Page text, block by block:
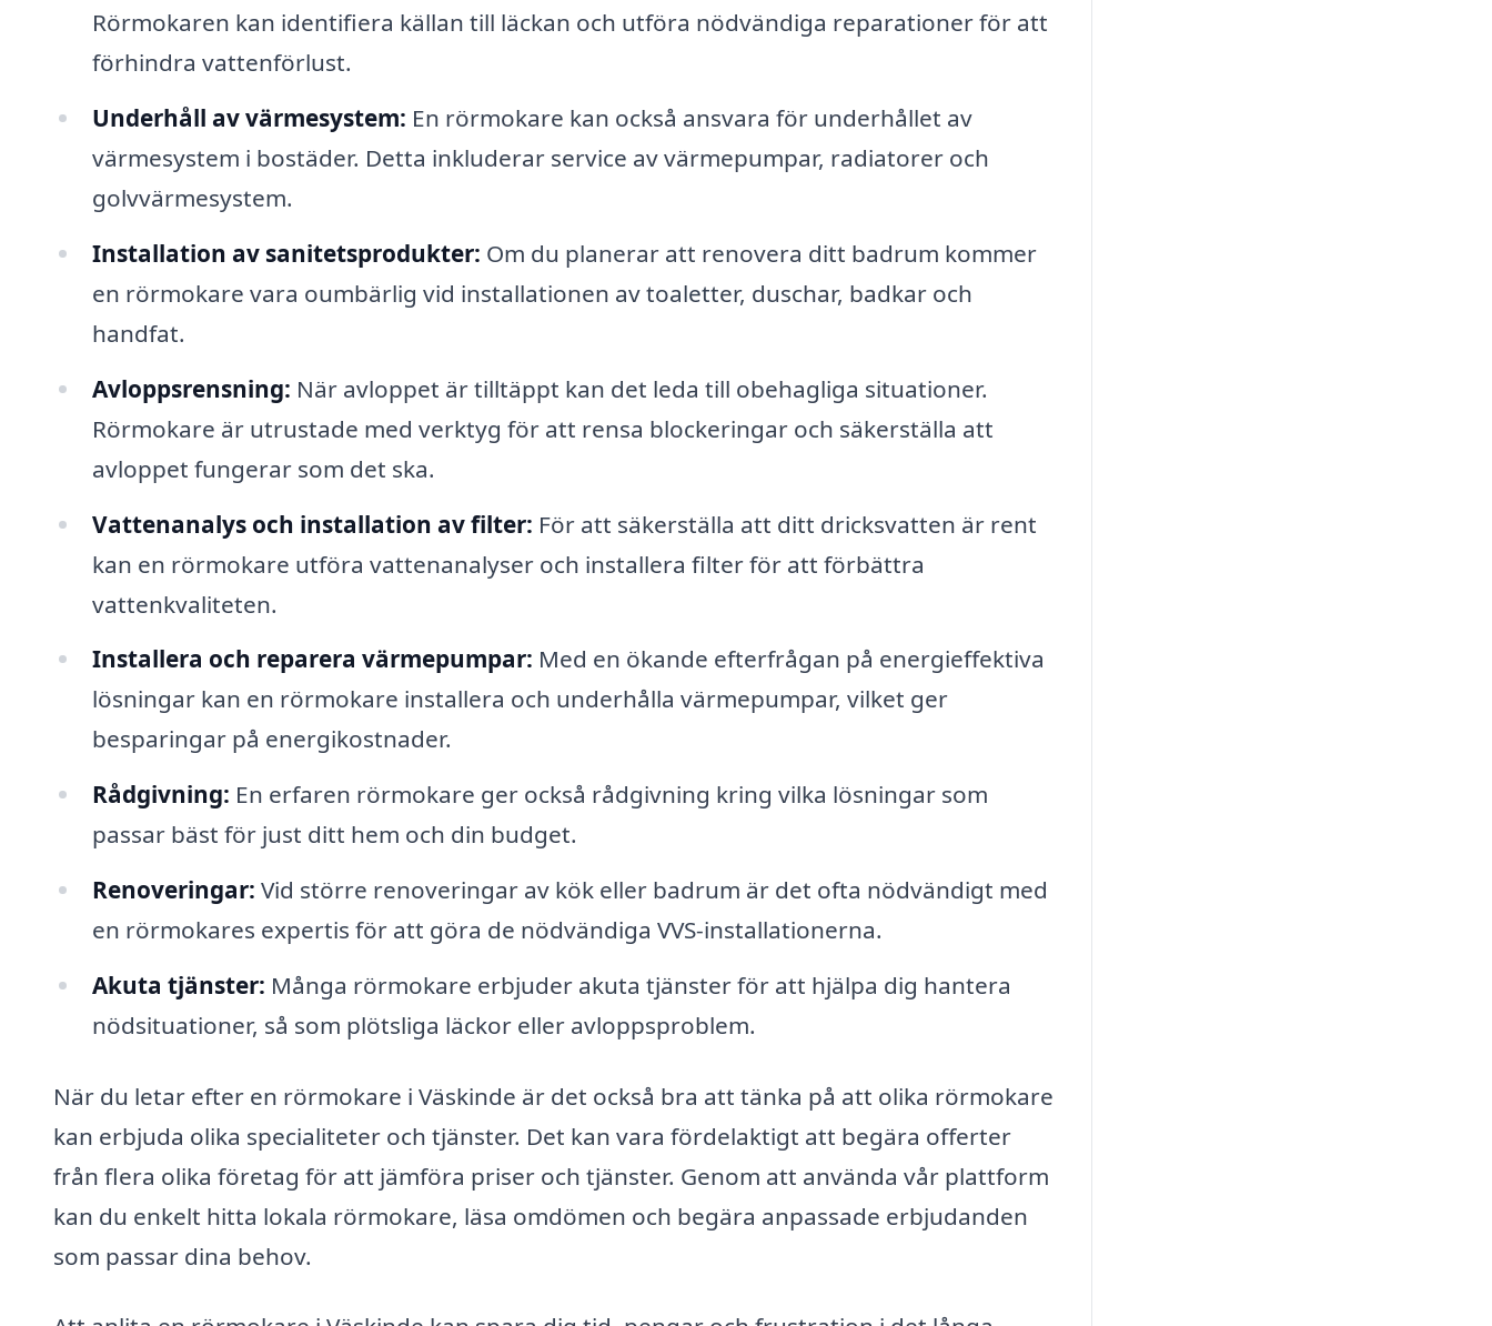
Rörmokaren kan identifiera källan till läckan och utföra nödvändiga reparationer för att
förhindra vattenförlust.
Underhåll av värmesystem: En rörmokare kan också ansvara för underhållet av
värmesystem i bostäder. Detta inkluderar service av värmepumpar, radiatorer och
golvvärmesystem.
Installation av sanitetsprodukter: Om du planerar att renovera ditt badrum kommer
en rörmokare vara oumbärlig vid installationen av toaletter, duschar, badkar och
handfat.
Avloppsrensning: När avloppet är tilltäppt kan det leda till obehagliga situationer.
Rörmokare är utrustade med verktyg för att rensa blockeringar och säkerställa att
avloppet fungerar som det ska.
Vattenanalys och installation av filter: För att säkerställa att ditt dricksvatten är rent
kan en rörmokare utföra vattenanalyser och installera filter för att förbättra
vattenkvaliteten.
Installera och reparera värmepumpar: Med en ökande efterfrågan på energieffektiva
lösningar kan en rörmokare installera och underhålla värmepumpar, vilket ger
besparingar på energikostnader.
Rådgivning: En erfaren rörmokare ger också rådgivning kring vilka lösningar som
passar bäst för just ditt hem och din budget.
Renoveringar: Vid större renoveringar av kök eller badrum är det ofta nödvändigt med
en rörmokares expertis för att göra de nödvändiga VVS-installationerna.
Akuta tjänster: Många rörmokare erbjuder akuta tjänster för att hjälpa dig hantera
nödsituationer, så som plötsliga läckor eller avloppsproblem.
När du letar efter en rörmokare i Väskinde är det också bra att tänka på att olika rörmokare
kan erbjuda olika specialiteter och tjänster. Det kan vara fördelaktigt att begära offerter
från flera olika företag för att jämföra priser och tjänster. Genom att använda vår plattform
kan du enkelt hitta lokala rörmokare, läsa omdömen och begära anpassade erbjudanden
som passar dina behov.